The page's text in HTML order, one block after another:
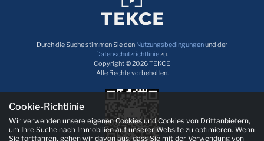
Durch die Suche stimmen Sie den Nutzungsbedingungenund der
Datenschutzrichtliniezu.
Copyright © 2026 TEKCE
Alle Rechte vorbehalten.
Cookie-Richtlinie
Wir verwenden unsere eigenen Cookies und Cookies von Drittanbietern,
um Ihre Suche nach Immobilien auf unserer Website zu optimieren. Wenn
Sie fortfahren, gehen wir davon aus, dass Sie mit der Verwendung von